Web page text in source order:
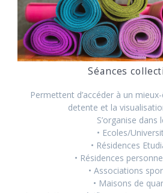
Séances
Permettent d’accéder à un
detente et la
S’organise dans
• Ecoles/
• Résidences
• Résidences
• Associations
• Maisons de